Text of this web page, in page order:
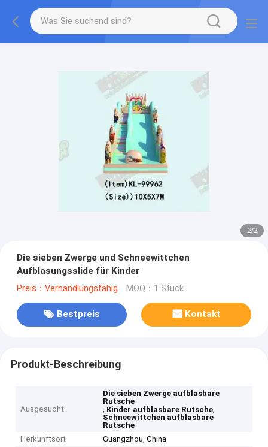
2/2
Die sieben Zwerge und Schneewittchen
Aufblasungsslide für Kinder
Preis：Verhandlungsfähig MOQ：1 Stück
Bestpreis Kontakt
Produkt-Beschreibung
Ausgesucht
Die sieben Zwerge aufblasbare
Rutsche
, Kinder aufblasbare Rutsche,
Schneewittchen aufblasbare
Rutsche
Herkunftsort
Guangzhou, China